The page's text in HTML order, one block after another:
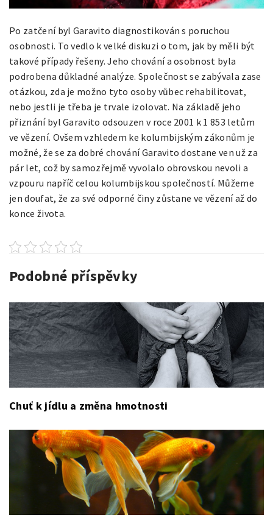
Po zatčení byl Garavito diagnostikován s poruchou
osobnosti. To vedlo k velké diskuzi o tom, jak by měli být
takové případy řešeny. Jeho chování a osobnost byla
podrobena důkladné analýze. Společnost se zabývala zase
otázkou, zda je možno tyto osoby vůbec rehabilitovat,
nebo jestli je třeba je trvale izolovat. Na základě jeho
přiznání byl Garavito odsouzen v roce 2001 k 1 853 letům
ve vězení. Ovšem vzhledem ke kolumbijským zákonům je
možné, že se za dobré chování Garavito dostane ven už za
pár let, což by samozřejmě vyvolalo obrovskou nevoli a
vzpouru napříč celou kolumbijskou společností. Můžeme
jen doufat, že za své odporné činy zůstane ve vězení až do
konce života.
Podobné příspěvky
Chuť k jídlu a změna hmotnosti